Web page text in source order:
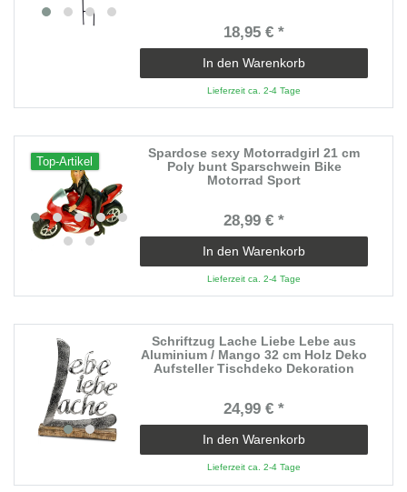
18,95 € *
In den Warenkorb
Lieferzeit ca. 2-4 Tage
Top-Artikel
Spardose sexy Motorradgirl 21 cm
Poly bunt Sparschwein Bike
Motorrad Sport
28,99 € *
In den Warenkorb
Lieferzeit ca. 2-4 Tage
Schriftzug Lache Liebe Lebe aus
Aluminium / Mango 32 cm Holz Deko
Aufsteller Tischdeko Dekoration
24,99 € *
In den Warenkorb
Lieferzeit ca. 2-4 Tage